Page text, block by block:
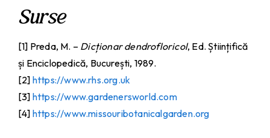
Surse
[1] Preda, M. – Dicționar dendrofloricol, Ed. Științifică
și Enciclopedică, București, 1989.
[2] https://www.rhs.org.uk
[3] https://www.gardenersworld.com
[4] https://www.missouribotanicalgarden.org